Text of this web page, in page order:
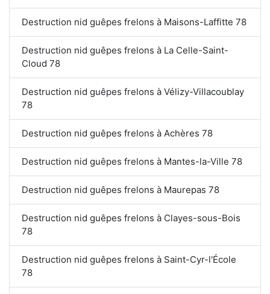
Destruction nid guêpes frelons à Maisons-Laffitte 78
Destruction nid guêpes frelons à La Celle-Saint-
Cloud 78
Destruction nid guêpes frelons à Vélizy-Villacoublay
78
Destruction nid guêpes frelons à Achères 78
Destruction nid guêpes frelons à Mantes-la-Ville 78
Destruction nid guêpes frelons à Maurepas 78
Destruction nid guêpes frelons à Clayes-sous-Bois
78
Destruction nid guêpes frelons à Saint-Cyr-l'École
78